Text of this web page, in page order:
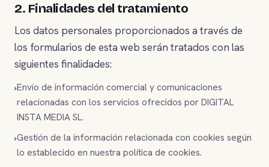
2. Finalidades del tratamiento
Los datos personales proporcionados a través de
los formularios de esta web serán tratados con las
siguientes finalidades:
Envío de información comercial y comunicaciones
relacionadas con los servicios ofrecidos por DIGITAL
INSTA MEDIA SL.
Gestión de la información relacionada con cookies según
lo establecido en nuestra política de cookies.